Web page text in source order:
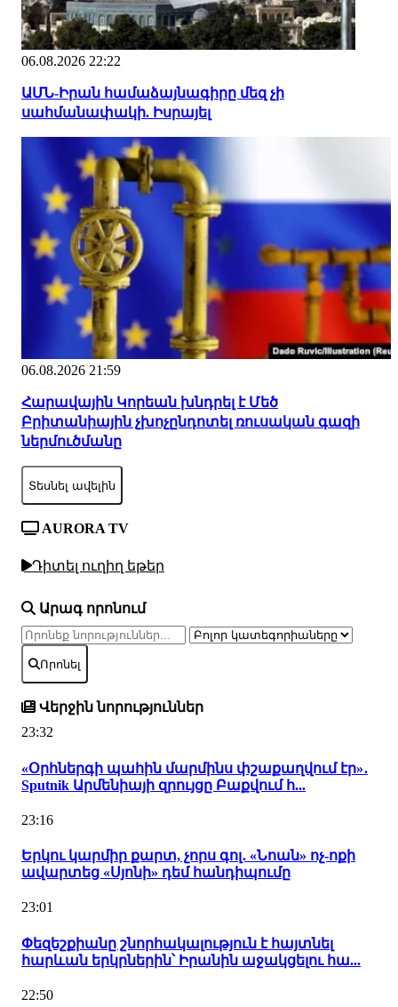
06.08.2026 22:22
ԱՄՆ-Իրան համաձայնագիրը մեզ չի
սահմանափակի. Իսրայել
06.08.2026 21:59
Հարավային Կորեան խնդրել է Մեծ
Բրիտանիային չխոչընդոտել ռուսական գազի
ներմուծմանը
Տեսնել ավելին
AURORA TV
Դիտել ուղիղ եթեր
Արագ որոնում
Որոնել
Վերջին նորություններ
23:32
«Օրհներգի պահին մարմինս փշաքաղվում էր»․
Sputnik Արմենիայի զրույցը Բաքվում հ...
23:16
Երկու կարմիր քարտ, չորս գոլ․ «Նոան» ոչ-ոքի
ավարտեց «Սյոնի» դեմ հանդիպումը
23:01
Փեզեշքիանը շնորհակալություն է հայտնել
հարևան երկրներին՝ Իրանին աջակցելու հա...
22:50